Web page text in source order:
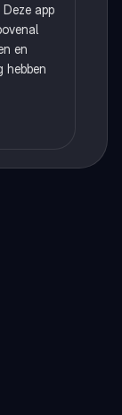
app
en
hebben